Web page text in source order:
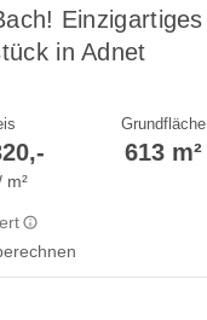
Einzigartiges
in Adnet
m²
Grundfläche
613 m²